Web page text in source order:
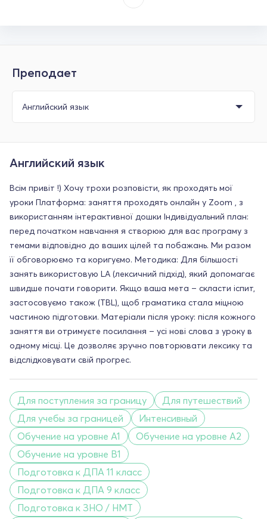
Преподает
Английский язык
Всім привіт !) Хочу трохи розповісти, як проходять мої
уроки Платформа: заняття проходять онлайн у Zoom , з
використанням інтерактивної дошки Індивідуальний план:
перед початком навчання я створюю для вас програму з
темами відповідно до ваших цілей та побажань. Ми разом
її обговорюємо та коригуємо. Методика: Для більшості
занять використовую LA (лексичний підхід), який допомагає
швидше почати говорити. Якщо ваша мета – скласти іспит,
застосовуємо також (TBL), щоб граматика стала міцною
частиною підготовки. Матеріали після уроку: після кожного
заняття ви отримуєте посилання – усі нові слова з уроку в
одному місці. Це дозволяє зручно повторювати лексику та
відслідковувати свій прогрес.
Для поступления за границу
Для путешествий
Для учебы за границей
Интенсивный
Обучение на уровне A1
Обучение на уровне A2
Обучение на уровне B1
Подготовка к ДПА 11 класс
Подготовка к ДПА 9 класс
Подготовка к ЗНО / НМТ